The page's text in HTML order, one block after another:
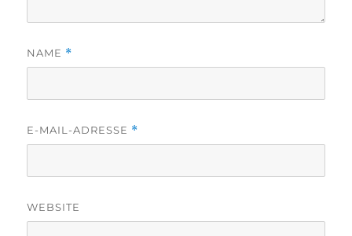
NAME *
E-MAIL-ADRESSE *
WEBSITE